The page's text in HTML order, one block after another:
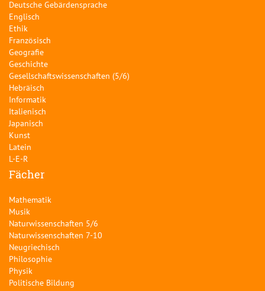
Deutsche Gebärdensprache
Englisch
Ethik
Französisch
Geografie
Geschichte
Gesellschaftswissenschaften (5/6)
Hebräisch
Informatik
Italienisch
Japanisch
Kunst
Latein
L-E-R
Fächer
Mathematik
Musik
Naturwissenschaften 5/6
Naturwissenschaften 7-10
Neugriechisch
Philosophie
Physik
Politische Bildung